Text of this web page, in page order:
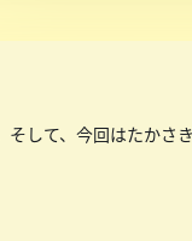
して、今回はたかさ